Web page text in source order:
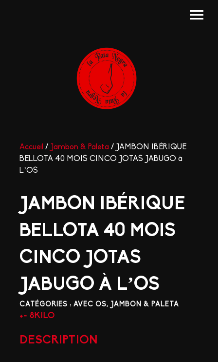
Accueil / Jambon & Paleta / JAMBON IBÉRIQUE
BELLOTA 40 MOIS CINCO JOTAS JABUGO à
L’OS
JAMBON IBÉRIQUE
BELLOTA 40 MOIS
CINCO JOTAS
JABUGO À L’OS
CATÉGORIES :AVEC OS, JAMBON & PALETA
+- 8KILO
DESCRIPTION